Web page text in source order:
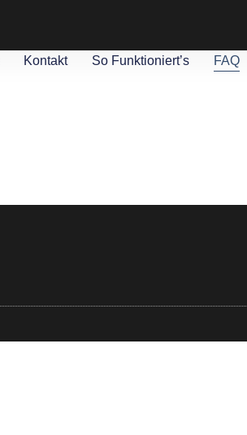
Kontakt So Funktioniert’s FAQ